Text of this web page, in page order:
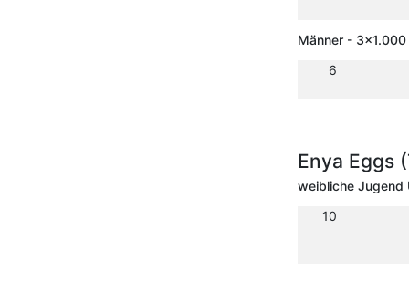
Männer -
6
Enya Eggs
weibliche Jugend
10